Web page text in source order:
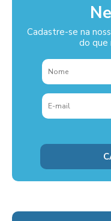
Cadastre-se na
do que